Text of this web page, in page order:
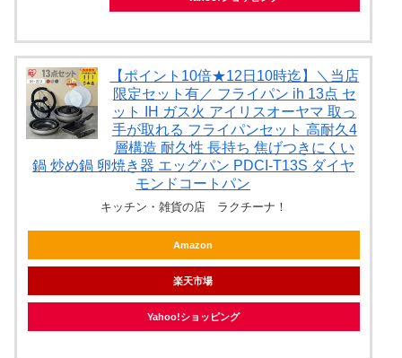
【ポイント10倍★12日10時迄】＼当店
限定セット有／ フライパン ih 13点 セ
ット IH ガス火 アイリスオーヤマ 取っ
手が取れる フライパンセット 高耐久4
層構造 耐久性 長持ち 焦げつきにくい
鍋 炒め鍋 卵焼き器 エッグパン PDCI-T13S ダイヤ
モンドコートパン
キッチン・雑貨の店 ラクチーナ！
Amazon
楽天市場
Yahoo!ショッピング